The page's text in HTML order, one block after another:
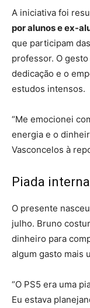
A iniciativa foi
por alunos e ex-
que participam
professor. O
dedicação e o
estudos intensos.
“Me emocionei
energia e o
Vasconcelos à
Piada
O presente
julho. Bruno
dinheiro para
algum gasto mais
“O PS5 era uma
Eu estava